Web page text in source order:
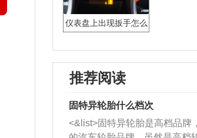
仪表盘上出现扳手怎么
推荐阅读
固特异轮胎什么档次
<&list>固特异轮胎是高档品牌